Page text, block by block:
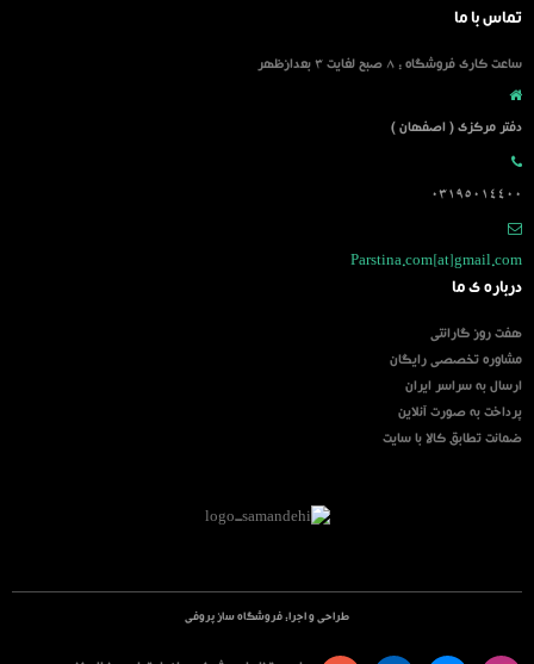
تماس با ما
ساعت کاری فروشگاه : 8 صبح لغایت 3 بعدازظهر
دفتر مرکزی ( اصفهان )
03195014400
Parstina.com[at]gmail.com
درباره ی ما
هفت روز گارانتی
مشاوره تخصصی رایگان
ارسال به سراسر ایران
پرداخت به صورت آنلاین
ضمانت تطابق کالا با سایت
طراحی و اجرا:فروشگاه ساز پروفی